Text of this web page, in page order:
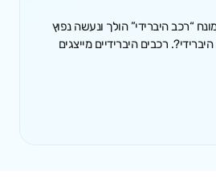
“רכב היברידי” הולך ונעשה נפוץ
רכבים היברידיים מייצגים